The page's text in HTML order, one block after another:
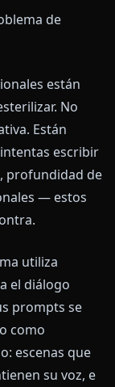
de
están
No
Están
escribir
profundidad de
— estos
utiliza
el diálogo
prompts se
como
escenas que
su voz, e